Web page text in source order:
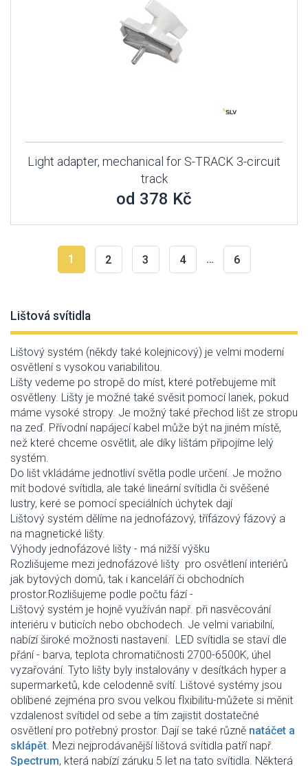
Light adapter, mechanical for S-TRACK 3-circuit
track
od 378 Kč
1 2 3 4 … 6
Lištová svítidla
Lištový systém (někdy také kolejnicový) je velmi moderní
osvětlení s vysokou variabilitou.
Lišty vedeme po stropě do míst, které potřebujeme mít
osvětleny. Lišty je možné také svěsit pomocí lanek, pokud
máme vysoké stropy. Je možný také přechod lišt ze stropu
na zeď. Přívodní napájecí kabel může být na jiném místě,
než které chceme osvětlit, ale díky lištám připojíme lelý
systém.
Do lišt vkládáme jednotliví světla podle určení. Je možno
mít bodové svítidla, ale také lineární svítidla či svěšené
lustry, keré se pomocí speciálních úchytek dají
Lištový systém dělíme na jednofázový, třífázový fázový a
na magnetické lišty.
Výhody jednofázové lišty - má nižší výšku
Rozlišujeme mezi jednofázové lišty pro osvětlení interiérů
jak bytových domů, tak i kanceláří či obchodních
prostor.Rozlišujeme podle počtu fází -
Lištový systém je hojně využíván např. při nasvěcování
interiéru v buticích nebo obchodech. Je velmi variabilní,
nabízí široké možnosti nastavení. LED svítidla se staví dle
přání - barva, teplota chromatičnosti 2700-6500K, úhel
vyzařování. Tyto lišty byly instalovány v desítkách hyper a
supermarketů, kde celodenně svítí. Lištové systémy jsou
oblíbené zejména pro svou velkou flxibilitu-můžete si měnit
vzdalenost svítidel od sebe a tím zajistit dostatečné
osvětlení pro potřebný prostor. Dají se také různě natáčet a
sklápět. Mezi nejprodávanější lištová svítidla patří např.
Spectrum, která nabízí záruku 5 let na tato svítidla. Některá